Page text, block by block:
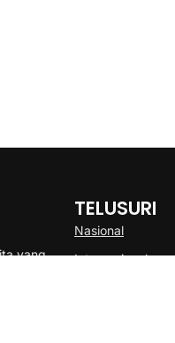
yang
TELUSURI
Nasional
Internasional